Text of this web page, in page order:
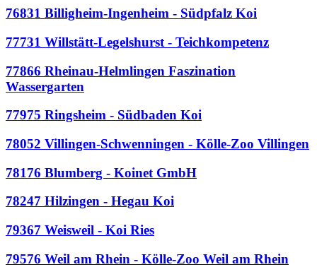
76831 Billigheim-Ingenheim - Südpfalz Koi
77731 Willstätt-Legelshurst - Teichkompetenz
77866 Rheinau-Helmlingen Faszination
Wassergarten
77975 Ringsheim - Südbaden Koi
78052 Villingen-Schwenningen - Kölle-Zoo Villingen
78176 Blumberg - Koinet GmbH
78247 Hilzingen - Hegau Koi
79367 Weisweil - Koi Ries
79576 Weil am Rhein - Kölle-Zoo Weil am Rhein